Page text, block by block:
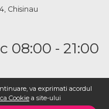
va exprimati acordul
Cookie a site-ului
Chisinau
08:00 - 21:00